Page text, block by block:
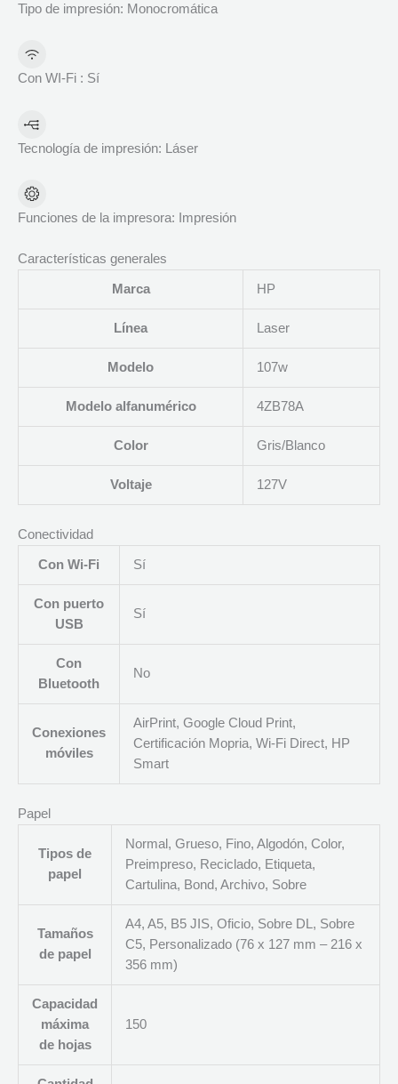
Tipo de impresión: Monocromática
Con WI-Fi : Sí
Tecnología de impresión: Láser
Funciones de la impresora: Impresión
Características generales
Marca HP
Línea Laser
Modelo 107w
Modelo alfanumérico 4ZB78A
Color Gris/Blanco
Voltaje 127V
Conectividad
Con Wi-Fi Sí
Con puerto
USB
Sí
Con
Bluetooth
No
Conexiones
móviles
AirPrint, Google Cloud Print,
Certificación Mopria, Wi-Fi Direct, HP
Smart
Papel
Tipos de
papel
Normal, Grueso, Fino, Algodón, Color,
Preimpreso, Reciclado, Etiqueta,
Cartulina, Bond, Archivo, Sobre
Tamaños
de papel
A4, A5, B5 JIS, Oficio, Sobre DL, Sobre
C5, Personalizado (76 x 127 mm – 216 x
356 mm)
Capacidad
máxima
de hojas
150